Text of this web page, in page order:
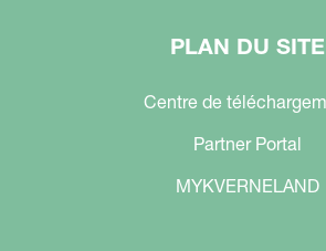
PLAN DU SITE
Centre de
Partner Portal
MYKVERNELAND